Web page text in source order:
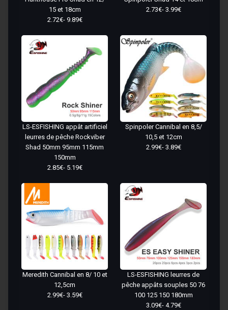
15 et 18cm
2.72€- 9.89€
2.73€- 3.99€
LS-ESFISHING appât artificiel
leurres de pêche Rockviber
Shad 50mm 95mm 115mm
150mm
2.85€- 5.19€
Spinpoler Cannibal en 8,5/
10,5 et 12cm
2.99€- 3.89€
Meredith Cannibal en 8/ 10 et
12,5cm
2.99€- 3.59€
LS-ESFISHING leurres de
pêche appâts souples 50 76
100 125 150 180mm
3.09€- 4.79€